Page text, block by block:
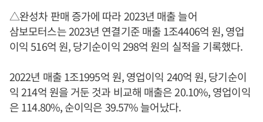
△완성차 판매 증가에 따라 2023년 매출 늘어
삼보모터스는 2023년 연결기준 매출 1조4406억 원, 영업
이익 516억 원, 당기순이익 298억 원의 실적을 기록했다.
2022년 매출 1조1995억 원, 영업이익 240억 원, 당기순이
익 214억 원을 거둔 것과 비교해 매출은 20.10%, 영업이익
은 114.80%, 순이익은 39.57% 늘어났다.